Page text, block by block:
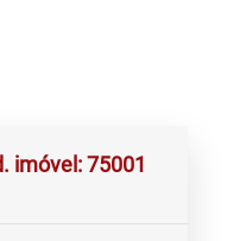
imóvel: 75001